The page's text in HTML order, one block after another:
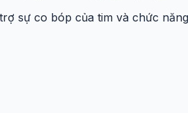
sự co bóp của tim và chức